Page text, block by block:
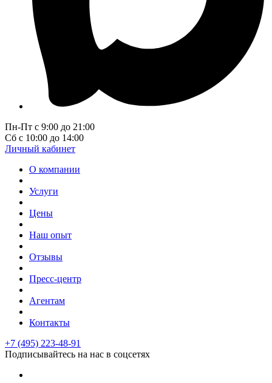
Пн-Пт с 9:00 до 21:00
Сб с 10:00 до 14:00
Личный кабинет
О компании
Услуги
Цены
Наш опыт
Отзывы
Пресс-центр
Агентам
Контакты
+7 (495) 223-48-91
Подписывайтесь на нас в соцсетях